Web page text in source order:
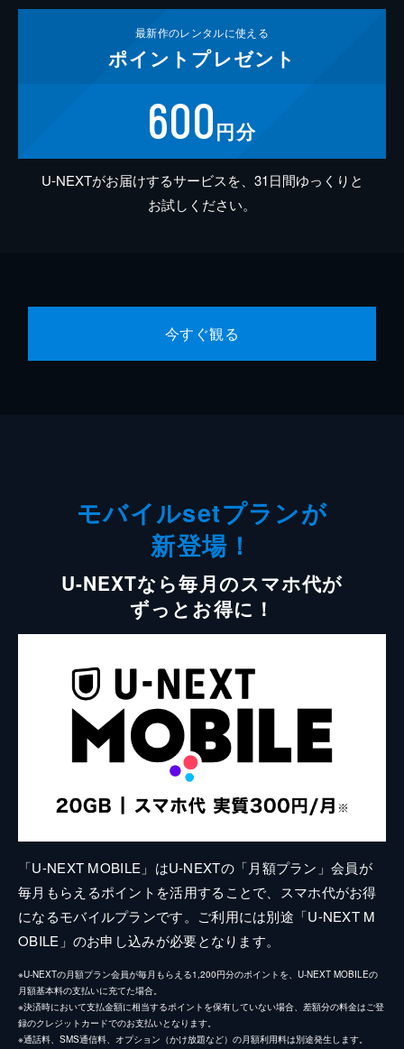
最新作のレンタルに使える
ポイント プレゼント
600円分
U-NEXTがお届けするサービスを、31日間ゆっくりと
お試しください。
今すぐ観る
モバイルsetプランが
新登場！
U-NEXTなら毎月のスマホ代が
ずっとお得に！
「U-NEXT MOBILE」はU-NEXTの「月額プラン」会員が
毎月もらえるポイントを活用することで、スマホ代がお得
になるモバイルプランです。ご利用には別途「U-NEXT M
OBILE」のお申し込みが必要となります。
※U-NEXTの月額プラン会員が毎月もらえる1,200円分のポイントを、U-NEXT MOBILEの
月額基本料の支払いに充てた場合。
※決済時において支払金額に相当するポイントを保有していない場合、差額分の料金はご登
録のクレジットカードでのお支払いとなります。
※通話料、SMS通信料、オプション（かけ放題など）の月額利用料は別途発生します。